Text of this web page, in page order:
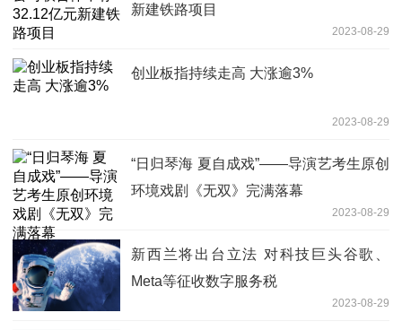
新建铁路项目
2023-08-29
创业板指持续走高 大涨逾3%
2023-08-29
“日归琴海 夏自成戏”——导演艺考生原创
环境戏剧《无双》完满落幕
2023-08-29
新西兰将出台立法 对科技巨头谷歌、
Meta等征收数字服务税
2023-08-29